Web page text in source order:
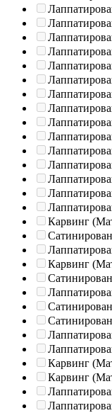
Карвинг
Карвинг
Карвинг
Карвинг